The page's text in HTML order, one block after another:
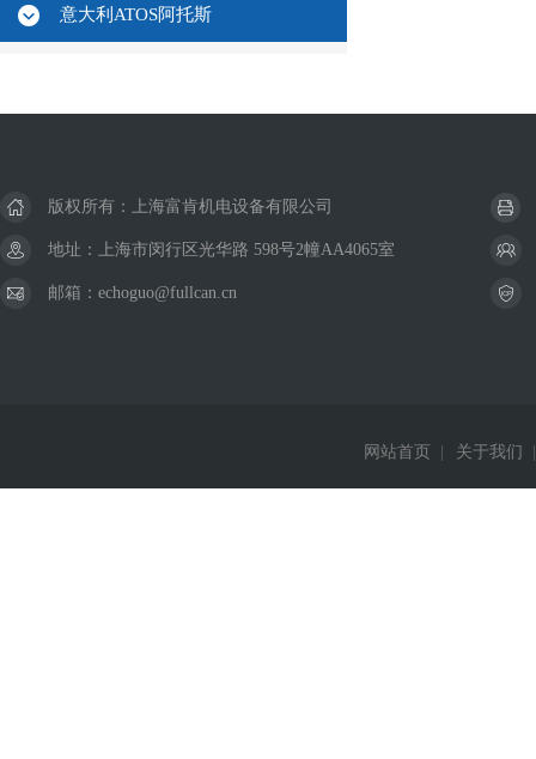
意大利ATOS阿托斯
版权所有：上海富肯机电设备有限公司
地址：上海市闵行区光华路 598号2幢AA4065室
邮箱：echoguo@fullcan.cn
网站首页 关于我们